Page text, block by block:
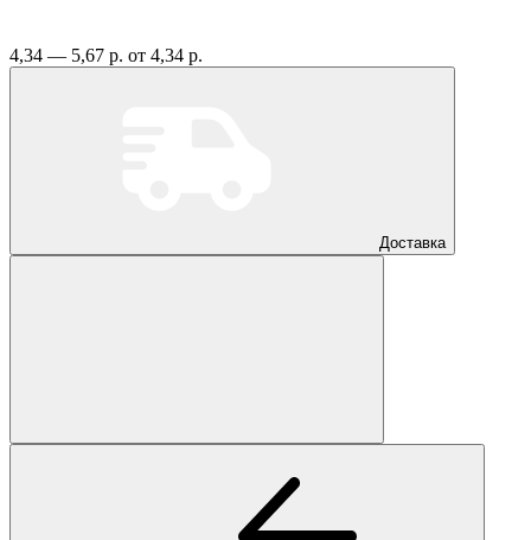
4,34 — 5,67 р. от 4,34 р.
Доставка